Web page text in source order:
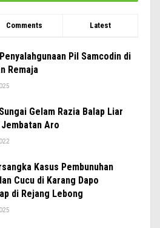
Comments Latest
Pil Samcodin di
Remaja
Gelam Razia Balap Liar
Aro
Kasus Pembunuhan
Cucu di Karang Dapo
di Rejang Lebong